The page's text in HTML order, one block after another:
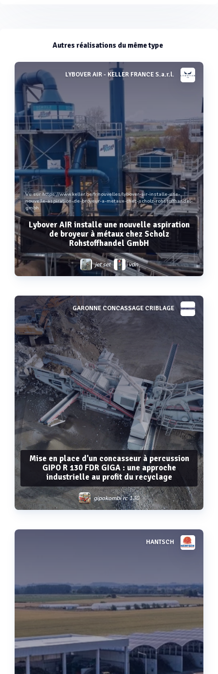
Autres réalisations du même type
LYBOVER AIR - KELLER FRANCE S.a.r.l.
Vu sur https://www.keller.be/fr/nouvelles/lybover-air-installe-une-
nouvelle-aspiration-de-broyeur-a-metaux-chez-scholz-rohstoffhandel-
gmbh
Lybover AIR installe une nouvelle aspiration
de broyeur à métaux chez Scholz
Rohstoffhandel GmbH
jet set vdn
Voir plus
GARONNE CONCASSAGE CRIBLAGE
Mise en place d'un concasseur à percussion
GIPO R 130 FDR GIGA : une approche
industrielle au profit du recyclage
gipokombi rc 130
HANTSCH